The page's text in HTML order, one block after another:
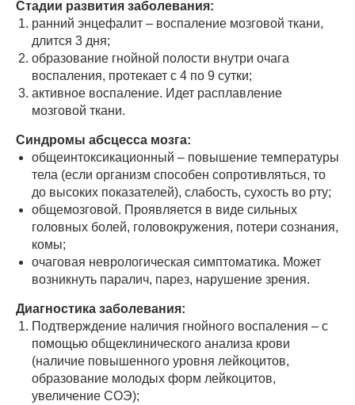
Стадии развития заболевания:
ранний энцефалит – воспаление мозговой ткани,
длится 3 дня;
образование гнойной полости внутри очага
воспаления, протекает с 4 по 9 сутки;
активное воспаление. Идет расплавление
мозговой ткани.
Синдромы абсцесса мозга:
общеинтоксикационный – повышение температуры
тела (если организм способен сопротивляться, то
до высоких показателей), слабость, сухость во рту;
общемозговой. Проявляется в виде сильных
головных болей, головокружения, потери сознания,
комы;
очаговая неврологическая симптоматика. Может
возникнуть паралич, парез, нарушение зрения.
Диагностика заболевания:
Подтверждение наличия гнойного воспаления – с
помощью общеклинического анализа крови
(наличие повышенного уровня лейкоцитов,
образование молодых форм лейкоцитов,
увеличение СОЭ);